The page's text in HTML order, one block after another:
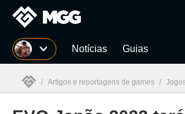
Millenium Notícias Guias
/ Artigos e reportagens de games /